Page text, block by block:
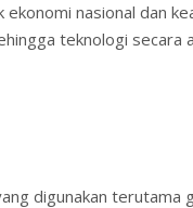
nasional dan
teknologi secara
digunakan terutama